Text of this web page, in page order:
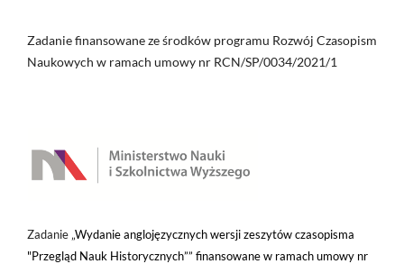
Zadanie finansowane ze środków programu Rozwój Czasopism
Naukowych w ramach umowy nr RCN/SP/0034/2021/1
Zadanie „Wydanie anglojęzycznych wersji zeszytów czasopisma
"Przegląd Nauk Historycznych”” finansowane w ramach umowy nr